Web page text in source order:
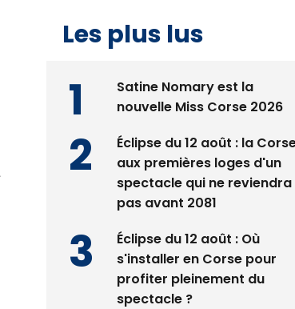
Les plus lus
Satine Nomary est la
nouvelle Miss Corse 2026
Éclipse du 12 août : la
aux premières loges d'un
spectacle qui ne reviendra
pas avant 2081
Éclipse du 12 août : Où
s'installer en Corse pour
profiter pleinement du
spectacle ?